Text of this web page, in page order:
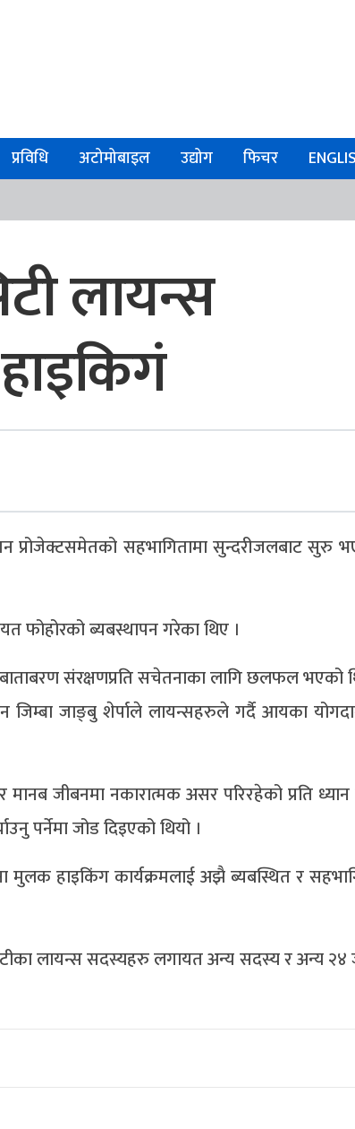
प्रविधि अटोमोबाइल उद्योग फिचर
लायन्स
प्रोजेक्टसमेतको सहभागितामा सुन्दरीजलबाट सुरु
फोहोरको ब्यबस्थापन गरेका थिए ।
बाताबरण संरक्षणप्रति सचेतनाका लागि छलफल भएको
जिम्बा जाङ्बु शेर्पाले लायन्सहरुले गर्दै आयका
जीबनमा नकारात्मक असर परिरहेको प्रति ध्यान
पर्नेमा जोड दिइएको थियो ।
हाइकिंग कार्यक्रमलाई अझै ब्यबस्थित र
लायन्स सदस्यहरु लगायत अन्य सदस्य र अन्य २४